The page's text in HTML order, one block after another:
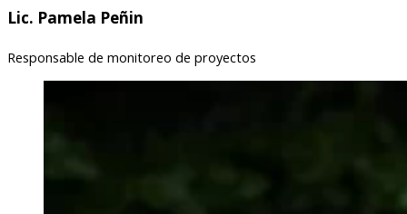
Lic. Pamela Peñin
Responsable de monitoreo de proyectos